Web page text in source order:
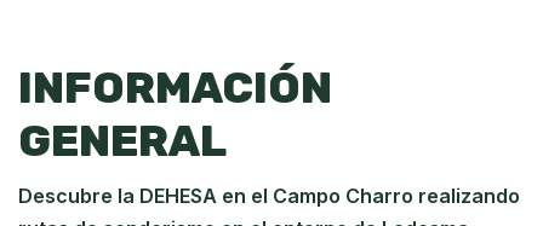
INFORMACIÓN
GENERAL
Descubre la DEHESA en el Campo Charro realizando